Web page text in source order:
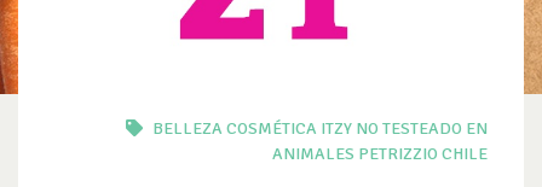
BELLEZA COSMÉTICA ITZY NO TESTEADO EN
ANIMALES PETRIZZIO CHILE